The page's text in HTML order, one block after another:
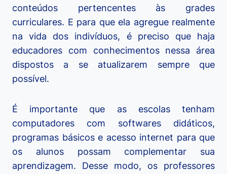
conteúdos pertencentes às grades
curriculares. E para que ela agregue realmente
na vida dos indivíduos, é preciso que haja
educadores com conhecimentos nessa área
dispostos a se atualizarem sempre que
possível.
É importante que as escolas tenham
computadores com softwares didáticos,
programas básicos e acesso internet para que
os alunos possam complementar sua
aprendizagem. Desse modo, os professores